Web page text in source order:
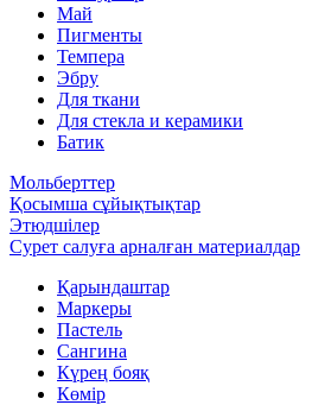
Май
Пигменты
Темпера
Эбру
Для ткани
Для стекла и керамики
Батик
Мольберттер
Қосымша сұйықтықтар
Этюдшілер
Сурет салуға арналған материалдар
Қарындаштар
Маркеры
Пастель
Сангина
Күрең бояқ
Көмір